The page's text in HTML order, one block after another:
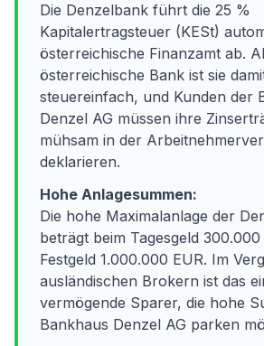
Die Denzelbank führt die 25 %
Kapitalertragsteuer (KESt)
österreichische Finanzamt ab.
österreichische Bank ist sie
steuereinfach, und Kunden der
Denzel AG müssen ihre
mühsam in der
deklarieren.
Hohe Anlagesummen:
Die hohe Maximalanlage der
beträgt beim Tagesgeld
Festgeld 1.000.000 EUR. Im
ausländischen Brokern ist das
vermögende Sparer, die hohe
Bankhaus Denzel AG parken